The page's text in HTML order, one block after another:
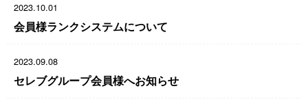
2023.10.01
会員様ランクシステムについて
2023.09.08
セレブグループ会員様へお知らせ